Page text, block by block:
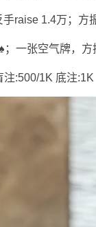
手raise 1.4万；方
；一张空气牌，方
注:500/1K 底注:1K